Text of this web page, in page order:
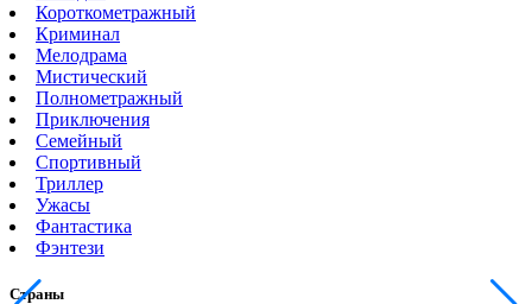
Короткометражный
Криминал
Мелодрама
Мистический
Полнометражный
Приключения
Семейный
Спортивный
Триллер
Ужасы
Фантастика
Фэнтези
Страны